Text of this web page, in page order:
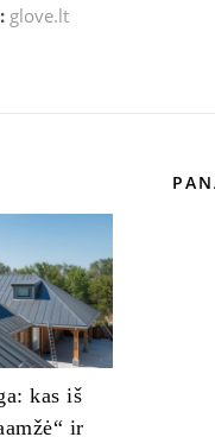
glove.lt
kas iš
ir